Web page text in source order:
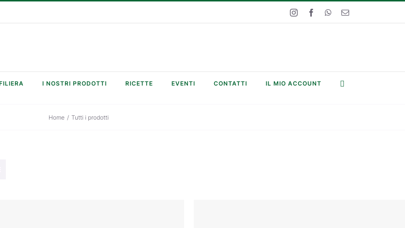
InstagramFacebookWhatsApp
Email
I NOSTRI PRODOTTI RICETTE EVENTI CONTATTI IL MIO ACCOUNT
Home / Tutti i prodotti